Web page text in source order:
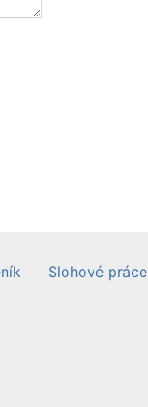
Slohové práce